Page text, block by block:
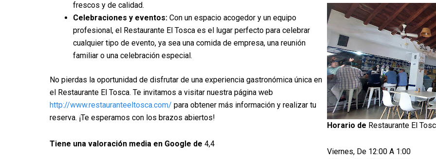
frescos y de calidad.
Celebraciones y eventos: Con un espacio acogedor y un equipo
profesional, el Restaurante El Tosca es el lugar perfecto para celebrar
cualquier tipo de evento, ya sea una comida de empresa, una reunión
familiar o una celebración especial.
No pierdas la oportunidad de disfrutar de una experiencia gastronómica única en
el Restaurante El Tosca. Te invitamos a visitar nuestra página web
http://www.restauranteeltosca.com/ para obtener más información y realizar tu
reserva. ¡Te esperamos con los brazos abiertos!
Tiene una valoración media en Google de 4,4
Horario de Restaurante El
Viernes, De 12:00 A 1:00